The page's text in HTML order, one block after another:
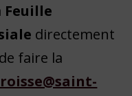
Feuille
directement
faire la